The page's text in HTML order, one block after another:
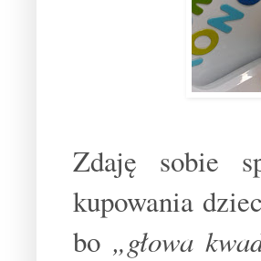
Zdaję sobie
kupowania
bo „głowa